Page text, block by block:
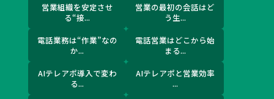
営業組織を安定させ
る“接...
営業の最初の会話はど
う生...
電話業務は“作業”なの
か...
電話営業はどこから始
まる...
AIテレアポ導入で変わ
る...
AIテレアポと営業効率
...